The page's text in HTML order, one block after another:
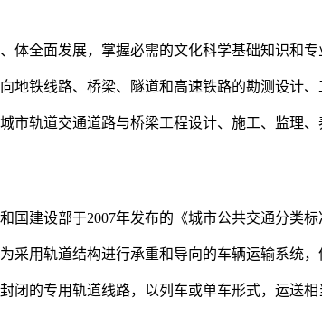
体全面发展，掌握必需的文化科学基础知识和专
地铁线路、桥梁、隧道和高速铁路的勘测设计、
市轨道交通道路与桥梁工程设计、施工、监理
国建设部于2007年发布的《城市公共交通分类标
采用轨道结构进行承重和导向的车辆运输系统，
闭的专用轨道线路，以列车或单车形式，运送相